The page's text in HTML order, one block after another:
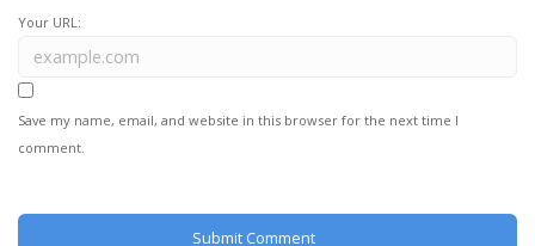
Your URL:
Save my name, email, and website in this browser for the next time I
comment.